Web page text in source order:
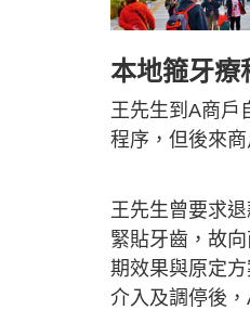
本地箍牙療
王先生到A商戶
程序，但後來
王先生曾要求
緊貼牙齒，故
期效果與原定
介入及調停後